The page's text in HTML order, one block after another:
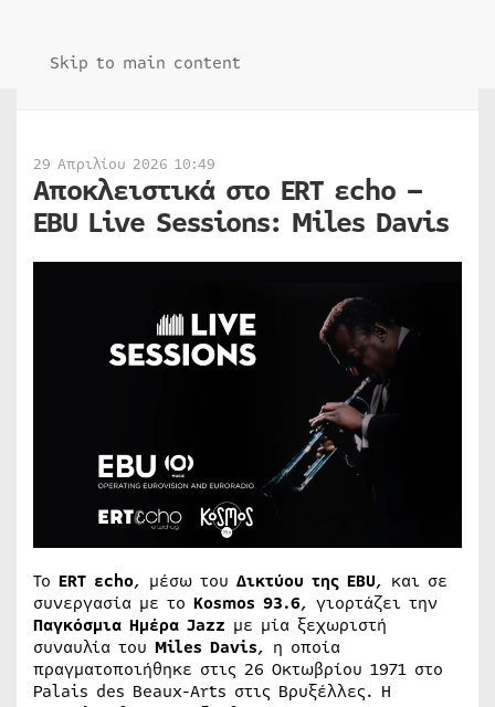
Skip to main content
29 Απριλίου 2026 10:49
Αποκλειστικά στο ERT εcho –
EBU Live Sessions: Miles Davis
Το ERT εcho, μέσω του Δικτύου της EBU, και σε
συνεργασία με το Kosmos 93.6, γιορτάζει την
Παγκόσμια Ημέρα Jazz με μία ξεχωριστή
συναυλία του Miles Davis, η οποία
πραγματοποιήθηκε στις 26 Οκτωβρίου 1971 στο
Palais des Beaux-Arts στις Βρυξέλλες. Η